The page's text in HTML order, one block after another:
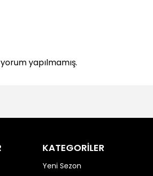
yapılmamış.
KATEGORİLER
Yeni Sezon